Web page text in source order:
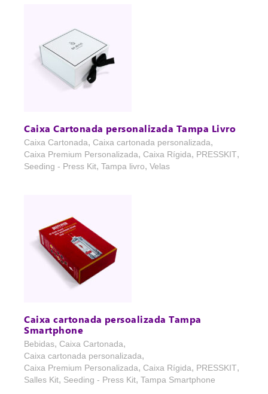
Caixa Cartonada personalizada Tampa Livro
Caixa Cartonada, Caixa cartonada personalizada,
Caixa Premium Personalizada, Caixa Rígida, PRESSKIT,
Seeding - Press Kit,Tampa livro,Velas
Caixa cartonada persoalizada Tampa
Smartphone
Bebidas, Caixa Cartonada,
Caixa cartonada personalizada,
Caixa Premium Personalizada, Caixa Rígida, PRESSKIT,
Salles Kit, Seeding - Press Kit,Tampa Smartphone